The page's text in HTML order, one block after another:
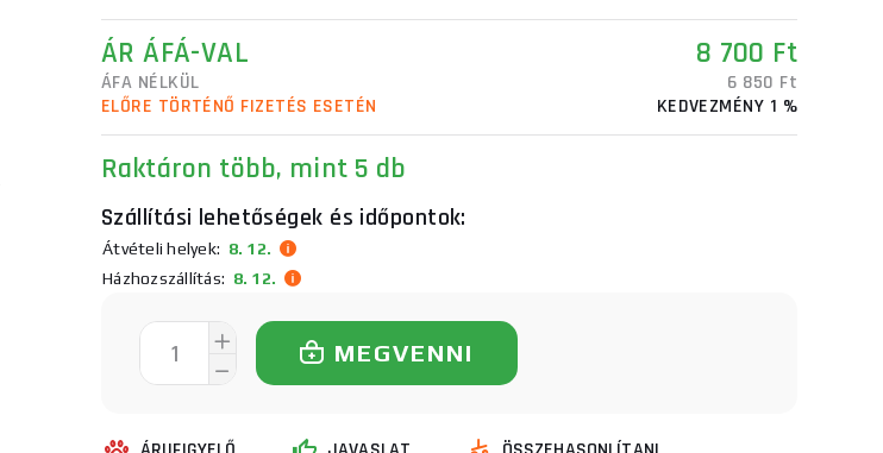
ÁR ÁFÁ-VAL 8 700 Ft
ÁFA NÉLKÜL
6 850 Ft
ELŐRE TÖRTÉNŐ FIZETÉS ESETÉN
KEDVEZMÉNY 1 %
Raktáron több, mint 5 db
Szállítási lehetőségek és időpontok:
Átvételi helyek: 8. 12.
Házhozszállítás: 8. 12.
MEGVENNI